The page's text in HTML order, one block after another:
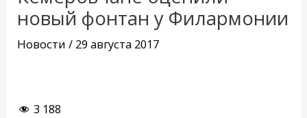
новый фонтан у Филармонии
Новости / 29 августа 2017
3 188